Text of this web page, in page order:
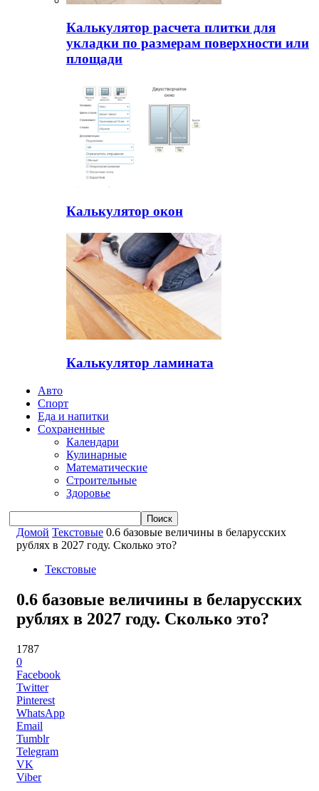
Калькулятор расчета плитки для
укладки по размерам поверхности или
площади
Калькулятор окон
Калькулятор ламината
Авто
Спорт
Еда и напитки
Сохраненные
Календари
Кулинарные
Математические
Строительные
Здоровье
Домой Текстовые 0.6 базовые величины в беларусских
рублях в 2027 году. Сколько это?
Текстовые
0.6 базовые величины в беларусских
рублях в 2027 году. Сколько это?
1787
0
Facebook
Twitter
Pinterest
WhatsApp
Email
Tumblr
Telegram
VK
Viber